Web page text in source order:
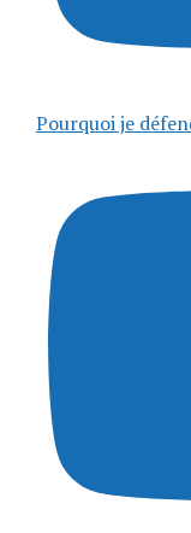
Pourquoi je